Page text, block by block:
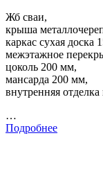
Жб сваи,
крыша
каркас сухая доска
межэтажное
цоколь 200 мм,
мансарда 200 мм,
внутренняя
…
Подробнее